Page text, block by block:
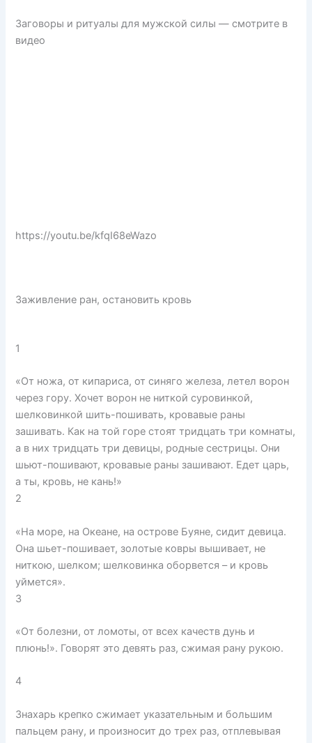
Заговоры и ритуалы для мужской силы — смотрите в
видео
https://youtu.be/kfqI68eWazo
Заживление ран, остановить кровь
1
«От ножа, от кипариса, от синяго железа, летел ворон
через гору. Хочет ворон не ниткой суровинкой,
шелковинкой шить-пошивать, кровавые раны
зашивать. Как на той горе стоят тридцать три комнаты,
а в них тридцать три девицы, родные сестрицы. Они
шьют-пошивают, кровавые раны зашивают. Едет царь,
а ты, кровь, не кань!»
2
«На море, на Океане, на острове Буяне, сидит девица.
Она шьет-пошивает, золотые ковры вышивает, не
ниткою, шелком; шелковинка оборвется – и кровь
уймется».
3
«От болезни, от ломоты, от всех качеств дунь и
плюнь!». Говорят это девять раз, сжимая рану рукою.
4
Знахарь крепко сжимает указательным и большим
пальцем рану, и произносит до трех раз, отплевывая